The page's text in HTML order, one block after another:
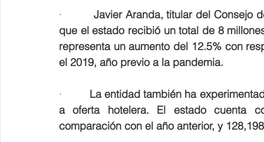
· Javier Aranda, titular del Consejo
que el estado recibió un total de 8
representa un aumento del 12.5% con
el 2019, año previo a la pandemia.
· La entidad también ha
a oferta hotelera. El estado cuenta
comparación con el año anterior, y